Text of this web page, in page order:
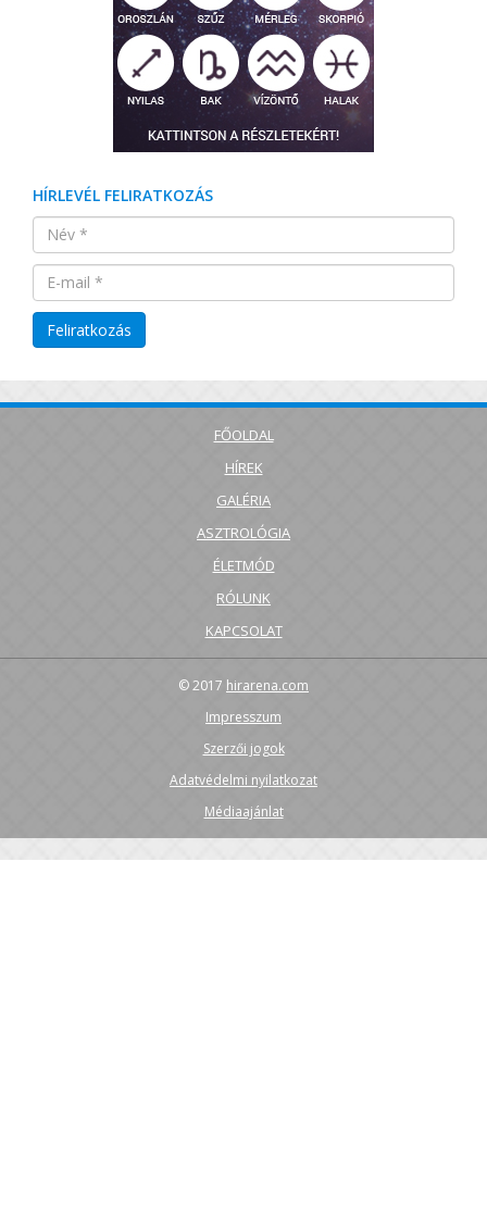
HÍRLEVÉL FELIRATKOZÁS
FŐOLDAL
HÍREK
GALÉRIA
ASZTROLÓGIA
ÉLETMÓD
RÓLUNK
KAPCSOLAT
© 2017 hirarena.com
Impresszum
Szerzői jogok
Adatvédelmi nyilatkozat
Médiaajánlat